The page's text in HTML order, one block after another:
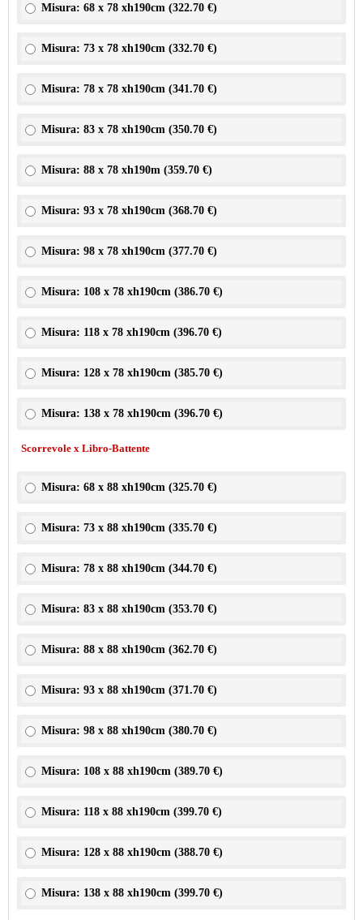
Misura: 68 x 78 xh190cm (322.70 €)
Misura: 73 x 78 xh190cm (332.70 €)
Misura: 78 x 78 xh190cm (341.70 €)
Misura: 83 x 78 xh190cm (350.70 €)
Misura: 88 x 78 xh190m (359.70 €)
Misura: 93 x 78 xh190cm (368.70 €)
Misura: 98 x 78 xh190cm (377.70 €)
Misura: 108 x 78 xh190cm (386.70 €)
Misura: 118 x 78 xh190cm (396.70 €)
Misura: 128 x 78 xh190cm (385.70 €)
Misura: 138 x 78 xh190cm (396.70 €)
Scorrevole x Libro-Battente
Misura: 68 x 88 xh190cm (325.70 €)
Misura: 73 x 88 xh190cm (335.70 €)
Misura: 78 x 88 xh190cm (344.70 €)
Misura: 83 x 88 xh190cm (353.70 €)
Misura: 88 x 88 xh190cm (362.70 €)
Misura: 93 x 88 xh190cm (371.70 €)
Misura: 98 x 88 xh190cm (380.70 €)
Misura: 108 x 88 xh190cm (389.70 €)
Misura: 118 x 88 xh190cm (399.70 €)
Misura: 128 x 88 xh190cm (388.70 €)
Misura: 138 x 88 xh190cm (399.70 €)